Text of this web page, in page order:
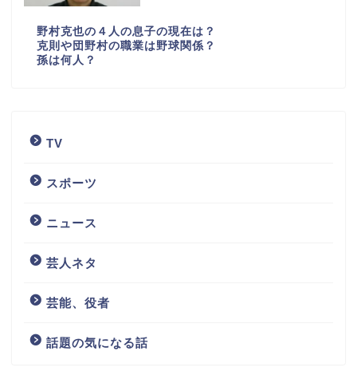
野村克也の４人の息子の現在は？
克則や団野村の職業は野球関係？
孫は何人？
TV
スポーツ
ニュース
芸人ネタ
芸能、役者
話題の気になる話